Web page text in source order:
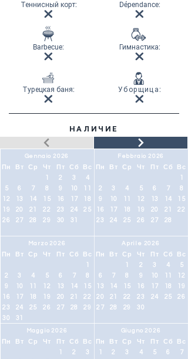
Теннисный корт:
Barbecue:
Турецкая баня:
Dépendance:
Гимнастика:
Уборщица:
НАЛИЧИЕ
Gennaio 2026
Пн Вт Ср Чт Пт Сб
Вс
1
2 3
4
5
6 7 8 9 10
11
12
13 14 15 16 17
18
19
20 21 22 23 24
25
26
27 28 29 30 31
Marzo 2026
Пн Вт Ср Чт Пт Сб
Вс
1
2
3 4 5 6 7
8
9
10 11 12 13 14
15
16
17 18 19 20 21
22
23
24 25 26 27 28
29
30
31
Maggio 2026
Пн Вт Ср Чт Пт Сб
Вс
1
2
3
Febbraio 2026
Пн Вт Ср Чт Пт Сб
Вс
1
2
3 4 5 6 7
8
9
10 11 12 13 14
15
16
17 18 19 20 21
22
23
24 25 26 27 28
Aprile 2026
Пн Вт Ср Чт Пт Сб
Вс
1
2 3 4
5
6
7 8 9 10 11
12
13
14 15 16 17 18
19
20
21 22 23 24 25
26
27
28 29 30
Giugno 2026
Пн Вт Ср Чт Пт Сб
Вс
1
2 3 4 5 6
7